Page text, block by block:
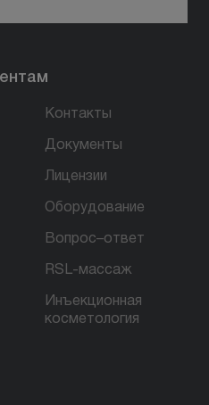
Контакты
Документы
Лицензии
Оборудование
Вопрос–ответ
RSL-массаж
Инъекционная
косметология